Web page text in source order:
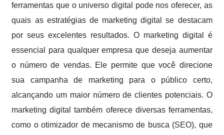
ferramentas que o universo digital pode nos oferecer, as
quais as estratégias de marketing digital se destacam
por seus excelentes resultados. O marketing digital é
essencial para qualquer empresa que deseja aumentar
o número de vendas. Ele permite que você direcione
sua campanha de marketing para o público certo,
alcançando um maior número de clientes potenciais. O
marketing digital também oferece diversas ferramentas,
como o otimizador de mecanismo de busca (SEO), que